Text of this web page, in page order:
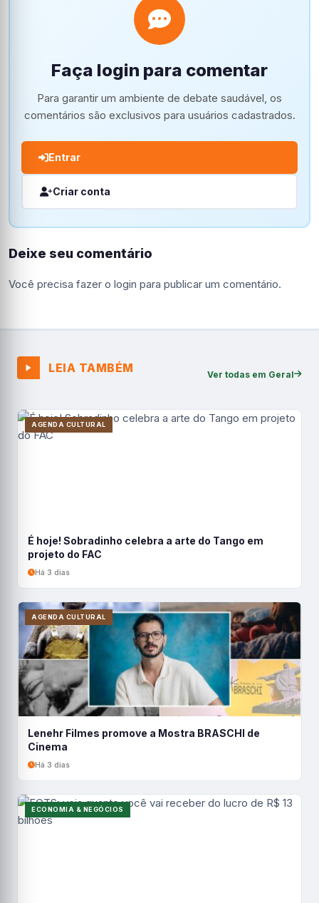
Faça login para comentar
Para garantir um ambiente de debate saudável, os
comentários são exclusivos para usuários cadastrados.
Entrar
Criar conta
Deixe seu comentário
Você precisa fazer o login para publicar um comentário.
LEIA TAMBÉM Ver todas em Geral
AGENDA CULTURAL
É hoje! Sobradinho celebra a arte do Tango em
projeto do FAC
Há 3 dias
AGENDA CULTURAL
Lenehr Filmes promove a Mostra BRASCHI de
Cinema
Há 3 dias
ECONOMIA & NEGÓCIOS